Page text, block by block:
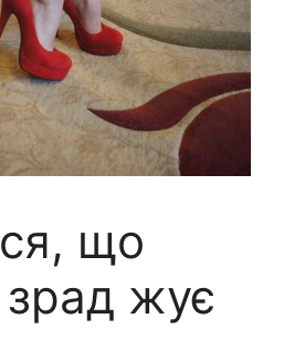
що
зрад жує